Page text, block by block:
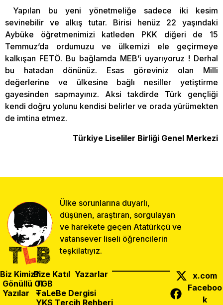
Yapılan bu yeni yönetmeliğe sadece iki kesim
sevinebilir ve alkış tutar. Birisi henüz 22 yaşındaki
Aybüke öğretmenimizi katleden PKK diğeri de 15
Temmuz’da ordumuzu ve ülkemizi ele geçirmeye
kalkışan FETÖ. Bu bağlamda MEB’i uyarıyoruz ! Derhal
bu hatadan dönünüz. Esas göreviniz olan Milli
değerlerine ve ülkesine bağlı nesiller yetiştirme
gayesinden sapmayınız. Aksi takdirde Türk gençliği
kendi doğru yolunu kendisi belirler ve orada yürümekten
de imtina etmez.
Türkiye Liseliler Birliği Genel Merkezi
Ülke sorunlarına duyarlı,
düşünen, araştıran, sorgulayan
ve harekete geçen Atatürkçü ve
vatansever liseli öğrencilerin
teşkilatıyız.
Biz Kimiz?
Gönüllü Ol
Yazılar
Bize Katıl Yazarlar
TGB
TaLeBe Dergisi
YKS Tercih Rehberi
x.com
Faceboo
k